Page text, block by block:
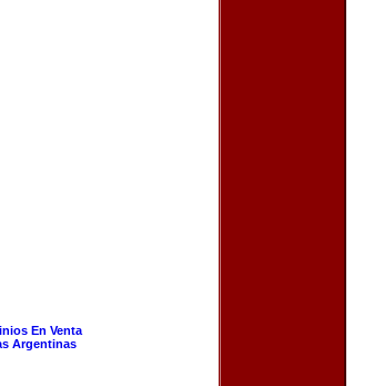
En Venta
Argentinas